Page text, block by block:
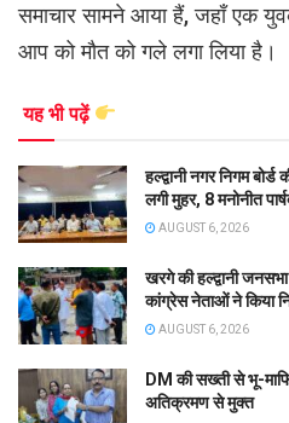
समाचार सामने आया हैं, जहाँ एक
आप को मौत को गले लगा लिया है।
यह भी पढ़ें
हल्द्वानी नगर निगम
लगी मुहर, 8 मनोनीत
AUGUST 6, 2026
खरगे की हल्द्वानी
कांग्रेस नेताओं ने किया
AUGUST 6, 2026
DM की सख्ती से भू-
अतिक्रमण से मुक्त